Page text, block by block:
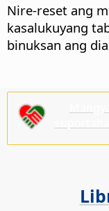
Nire-reset ang
kasalukuyang
binuksan ang